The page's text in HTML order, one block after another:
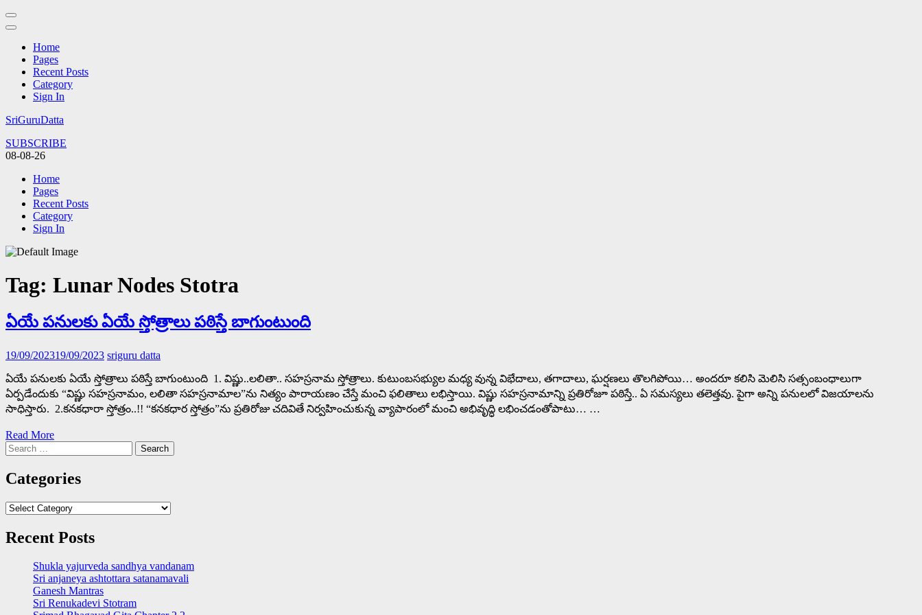
Home
Pages
Recent Posts
Category
Sign In
Skip
content
(Press
SriGuruDatta
SUBSCRIBE
08-08-26
Home
Pages
Recent Posts
Category
Sign In
Tag: Lunar Nodes Stotra
ఏయే పనులకు ఏయే స్తోత్రాలు పఠిస్తే బాగుంటుంది
19/09/202319/09/2023 sriguru datta
ఏయే పనులకు ఏయే స్తోత్రాలు పఠిస్తే బాగుంటుంది 1. విష్ణు..లలితా.. సహస్రనామ స్తోత్రాలు. కుటుంబసభ్యుల మధ్య వున్న విభేదాలు, తగాదాలు, ఘర్షణలు తొలగిపోయి… అందరూ కలిసి మెలిసి సత్సంబంధాలుగా
ఏర్పడేందుకు “విష్ణు సహస్రనామం, లలితా సహస్రనామాల”ను నిత్యం పారాయణం చేస్తే మంచి ఫలితాలు లభిస్తాయి. విష్ణు సహస్రనామాన్ని ప్రతిరోజూ పఠిస్తే.. ఏ సమస్యలు తలెత్తవు. పైగా అన్ని పనులలో విజయాలను
సాధిస్తారు. 2.కనకధారా స్తోత్రం..!! “కనకధార స్తోత్రం”ను ప్రతిరోజు చదివితే నిర్వహించుకున్న వ్యాపారంలో మంచి అభివృద్ధి లభించడంతోపాటు… …
Read More
Search
for:
Categories
Categories
Recent Posts
Shukla yajurveda sandhya vandanam
Sri anjaneya ashtottara satanamavali
Ganesh Mantras
Sri Renukadevi Stotram